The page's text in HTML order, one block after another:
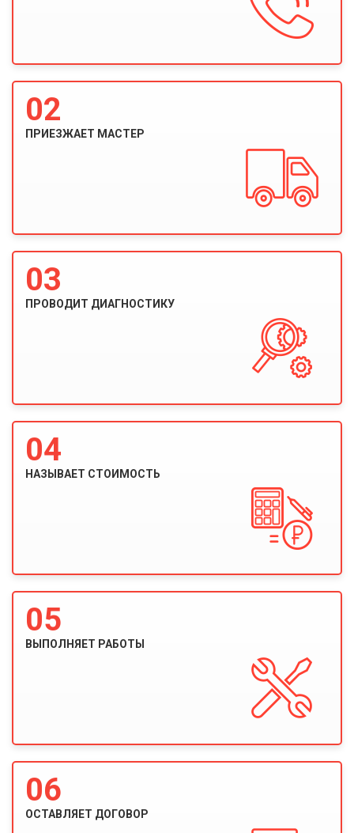
02
ПРИЕЗЖАЕТ МАСТЕР
03
ПРОВОДИТ ДИАГНОСТИКУ
04
НАЗЫВАЕТ СТОИМОСТЬ
05
ВЫПОЛНЯЕТ РАБОТЫ
06
ОСТАВЛЯЕТ ДОГОВОР